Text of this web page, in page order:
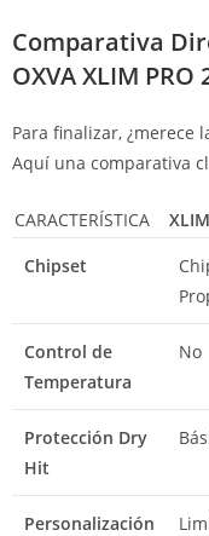
Comparativa
OXVA XLIM PRO
Para finalizar, ¿merece
Aquí una comparativa
CARACTERÍSTICA
Chipset
Control de
Temperatura
No
Protección Dry
Hit
Personalización